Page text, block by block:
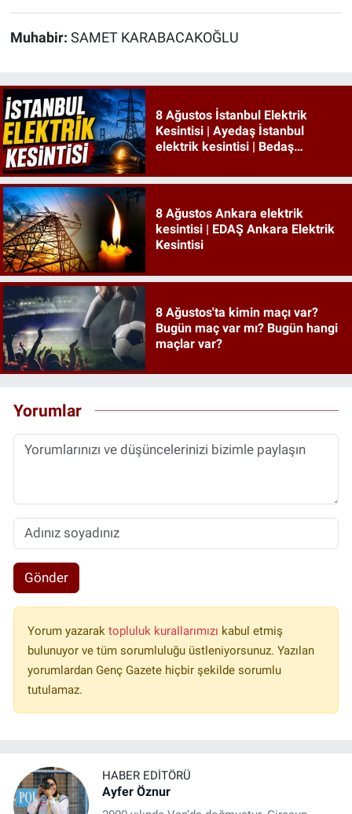
Muhabir: SAMET KARABACAKOĞLU
8 Ağustos İstanbul Elektrik
Kesintisi | Ayedaş İstanbul
elektrik kesintisi | Bedaş
8 Ağustos Ankara elektrik
kesintisi | EDAŞ Ankara Elektrik
Kesintisi
8 Ağustos'ta kimin maçı var?
Bugün maç var mı? Bugün hangi
maçlar var?
Yorumlar
Gönder
Yorum yazarak topluluk kurallarımızı kabul etmiş
bulunuyor ve tüm sorumluluğu üstleniyorsunuz. Yazılan
yorumlardan Genç Gazete hiçbir şekilde sorumlu
tutulamaz.
HABER EDITÖRÜ
Ayfer Öznur